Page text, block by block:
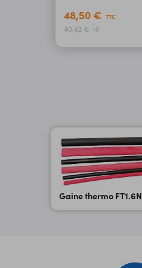
48,50 € TTC
40,42 € HT
Gaine thermo FT1.6N